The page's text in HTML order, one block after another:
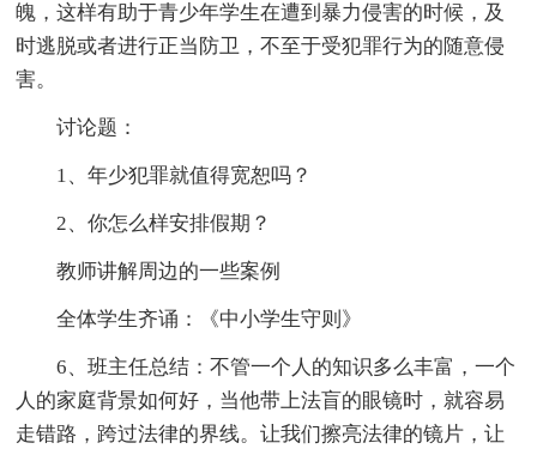
魄，这样有助于青少年学生在遭到暴力侵害的时候，及
时逃脱或者进行正当防卫，不至于受犯罪行为的随意侵
害。
讨论题：
1、年少犯罪就值得宽恕吗？
2、你怎么样安排假期？
教师讲解周边的一些案例
全体学生齐诵：《中小学生守则》
6、班主任总结：不管一个人的知识多么丰富，一个
人的家庭背景如何好，当他带上法盲的眼镜时，就容易
走错路，跨过法律的界线。让我们擦亮法律的镜片，让